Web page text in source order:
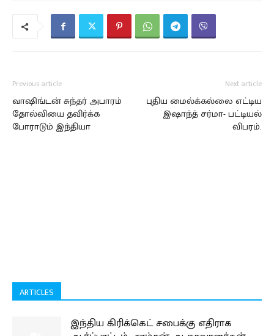
Previous article
வாஷிங்டன் சுந்தர் அபாரம்
தோல்வியை தவிர்க்க
போராடும் இந்தியா
Next article
புதிய மைல்க்கல்லை எட்டிய
இஷாந்த் சர்மா- பட்டியல்
விபரம்.
ARTICLES
இந்திய கிரிக்கெட் சபைக்கு எதிராக